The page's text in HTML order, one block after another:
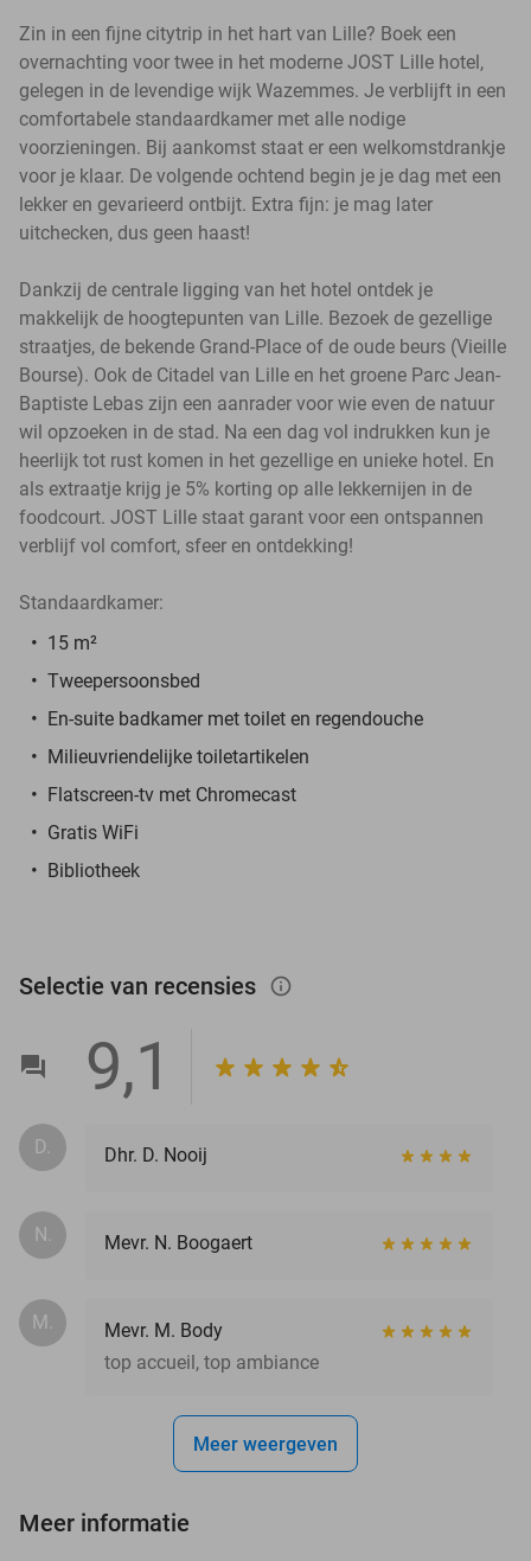
Zin in een fijne citytrip in het hart van Lille? Boek een
overnachting voor twee in het moderne JOST Lille hotel,
gelegen in de levendige wijk Wazemmes. Je verblijft in een
comfortabele standaardkamer met alle nodige
voorzieningen. Bij aankomst staat er een welkomstdrankje
voor je klaar. De volgende ochtend begin je je dag met een
lekker en gevarieerd ontbijt. Extra fijn: je mag later
uitchecken, dus geen haast!
Dankzij de centrale ligging van het hotel ontdek je
makkelijk de hoogtepunten van Lille. Bezoek de gezellige
straatjes, de bekende Grand-Place of de oude beurs (Vieille
Bourse). Ook de Citadel van Lille en het groene Parc Jean-
Baptiste Lebas zijn een aanrader voor wie even de natuur
wil opzoeken in de stad. Na een dag vol indrukken kun je
heerlijk tot rust komen in het gezellige en unieke hotel. En
als extraatje krijg je 5% korting op alle lekkernijen in de
foodcourt. JOST Lille staat garant voor een ontspannen
verblijf vol comfort, sfeer en ontdekking!
Standaardkamer:
15 m²
Tweepersoonsbed
En-suite badkamer met toilet en regendouche
Milieuvriendelijke toiletartikelen
Flatscreen-tv met Chromecast
Gratis WiFi
Bibliotheek
Selectie van recensies info_outlined
9,1
D. Dhr. D. Nooij
N. Mevr. N. Boogaert
M.
Mevr. M. Body
top accueil, top ambiance
Meer weergeven
Meer informatie